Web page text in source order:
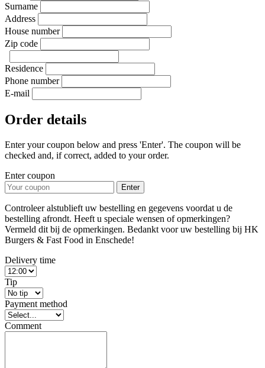
Surname
Address
House number
Zip code
Residence
Phone number
E-mail
Order details
Enter your coupon below and press 'Enter'. The coupon will be
checked and, if correct, added to your order.
Enter coupon
Enter
Controleer alstublieft uw bestelling en gegevens voordat u de
bestelling afrondt. Heeft u speciale wensen of opmerkingen?
Vermeld dit bij de opmerkingen. Bedankt voor uw bestelling bij HK
Burgers & Fast Food in Enschede!
Delivery time
Tip
Payment method
Comment